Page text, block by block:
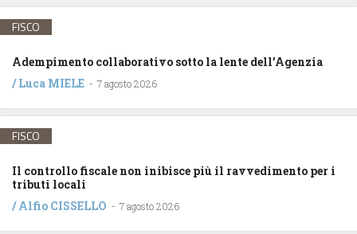
FISCO
Adempimento collaborativo sotto la lente dell’Agenzia
/Luca MIELE - 7 agosto 2026
FISCO
Il controllo fiscale non inibisce più il ravvedimento per i
tributi locali
/Alfio CISSELLO - 7 agosto 2026